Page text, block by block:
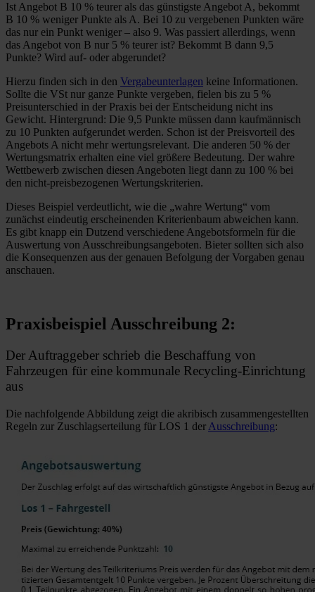
Ist Angebot B 10 % teurer als das günstigste Angebot A, bekommt
B 10 % weniger Punkte als A. Bei 10 zu vergebenen Punkten wäre
das nur ein Punkt weniger – also 9. Was passiert allerdings, wenn
das Angebot von B nur 5 % teurer ist? Bekommt B dann 9,5
Punkte? Wird auf- oder abgerundet?
Hierzu finden sich in den Vergabeunterlagen keine Informationen.
Sollte die VSt nur ganze Punkte vergeben, fielen bis zu 5 %
Preisunterschied in der Praxis bei der Entscheidung nicht ins
Gewicht. Hintergrund: Die 9,5 Punkte müssen dann kaufmännisch
zu 10 Punkten aufgerundet werden. Schon ist der Preisvorteil des
Angebots A nicht mehr wertungsrelevant. Die anderen 50 % der
Wertungsmatrix erhalten eine viel größere Bedeutung. Der wahre
Wettbewerb zwischen diesen Angeboten liegt dann zu 100 % bei
den nicht-preisbezogenen Wertungskriterien.
Dieses Beispiel verdeutlicht, wie die „wahre Wertung“ vom
zunächst eindeutig erscheinenden Kriterienbaum abweichen kann.
Es gibt knapp ein Dutzend verschiedene Angebotsformeln für die
Auswertung von Ausschreibungsangeboten. Bieter sollten sich also
die Konsequenzen aus der genauen Befolgung der Vorgaben genau
anschauen.
Praxisbeispiel Ausschreibung 2:
Der Auftraggeber schrieb die Beschaffung von
Fahrzeugen für eine kommunale Recycling-Einrichtung
aus
Die nachfolgende Abbildung zeigt die akribisch zusammengestellten
Regeln zur Zuschlagserteilung für LOS 1 der Ausschreibung: